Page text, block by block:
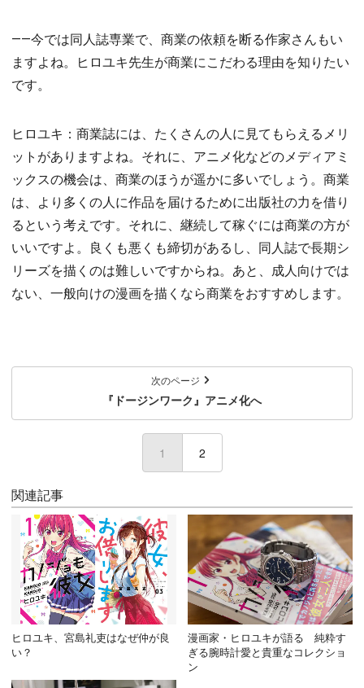
――今では同人誌専業で、商業の依頼を断る作家さんもい
ますよね。ヒロユキ先生が商業にこだわる理由を知りたい
です。
ヒロユキ：商業誌には、たくさんの人に見てもらえるメリ
ットがありますよね。それに、アニメ化などのメディアミ
ックスの機会は、商業のほうが遥かに多いでしょう。商業
は、より多くの人に作品を届けるために出版社の力を借り
るという考えです。それに、継続して稼ぐには商業の方が
いいですよ。良くも悪くも締切があるし、同人誌で長期シ
リーズを描くのは難しいですからね。あと、成人向けでは
ない、一般向けの漫画を描くなら商業をおすすめします。
次のページ
『ドージンワーク』アニメ化へ
1 (current)
2
関連記事
ヒロユキ、宮島礼吏はなぜ仲が良
い？
漫画家・ヒロユキが語る 純粋す
ぎる腕時計愛と貴重なコレクショ
ン